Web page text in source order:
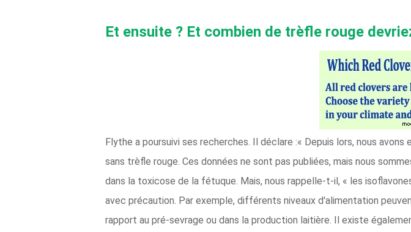
Et ensuite ? Et combien de trèfle rouge
Flythe a poursuivi ses recherches. Il déclare :« Depuis lors, nous
sans trèfle rouge. Ces données ne sont pas publiées, mais nous
dans la toxicose de la fétuque. Mais, nous rappelle-t-il, « les
avec précaution. Par exemple, différents niveaux d'alimentation
rapport au pré-sevrage ou dans la production laitière. Il existe